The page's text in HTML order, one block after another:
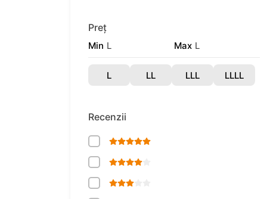
Preț
Min L Max L
L LL LLL LLLL
Recenzii